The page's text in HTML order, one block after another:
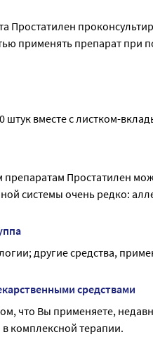
Простатилен
применять препарат
должно быть
простатита и, при
для лечения
контроля данного
характер.
штук вместе с листком-
Простатилен
системы очень редко:
другие средства,
средствами
что Вы применяете,
комплексной терапии.